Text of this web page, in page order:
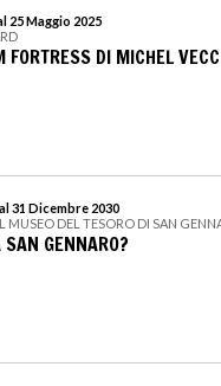
25 Maggio 2025
FORTRESS DI MICHEL
31 Dicembre 2030
MUSEO DEL TESORO DI SAN
SAN GENNARO?